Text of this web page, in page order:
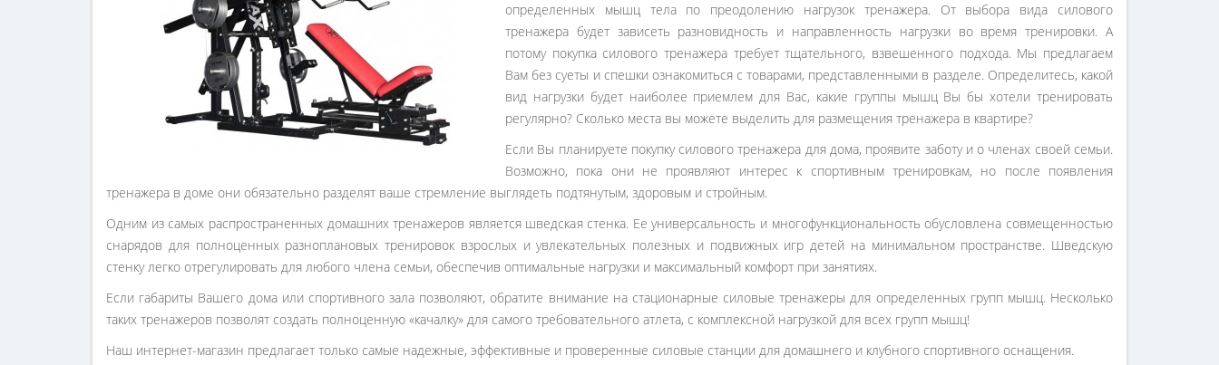
определенных мышц тела по преодолению нагрузок тренажера. От выбора вида силового
тренажера будет зависеть разновидность и направленность нагрузки во время тренировки. А
потому покупка силового тренажера требует тщательного, взвешенного подхода. Мы предлагаем
Вам без суеты и спешки ознакомиться с товарами, представленными в разделе. Определитесь, какой
вид нагрузки будет наиболее приемлем для Вас, какие группы мышц Вы бы хотели тренировать
регулярно? Сколько места вы можете выделить для размещения тренажера в квартире?
Если Вы планируете покупку силового тренажера для дома, проявите заботу и о членах своей семьи.
Возможно, пока они не проявляют интерес к спортивным тренировкам, но после появления
тренажера в доме они обязательно разделят ваше стремление выглядеть подтянутым, здоровым и стройным.
Одним из самых распространенных домашних тренажеров является шведская стенка. Ее универсальность и многофункциональность обусловлена совмещенностью
снарядов для полноценных разноплановых тренировок взрослых и увлекательных полезных и подвижных игр детей на минимальном пространстве. Шведскую
стенку легко отрегулировать для любого члена семьи, обеспечив оптимальные нагрузки и максимальный комфорт при занятиях.
Если габариты Вашего дома или спортивного зала позволяют, обратите внимание на стационарные силовые тренажеры для определенных групп мышц. Несколько
таких тренажеров позволят создать полноценную «качалку» для самого требовательного атлета, с комплексной нагрузкой для всех групп мышц!
Наш интернет-магазин предлагает только самые надежные, эффективные и проверенные силовые станции для домашнего и клубного спортивного оснащения.